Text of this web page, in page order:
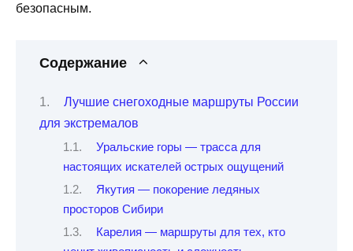
безопасным.
Содержание
Лучшие снегоходные маршруты России
для экстремалов
Уральские горы — трасса для
настоящих искателей острых ощущений
Якутия — покорение ледяных
просторов Сибири
Карелия — маршруты для тех, кто